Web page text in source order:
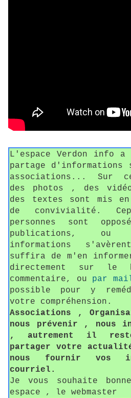
L'espace Verdon info
partage d'informations
associations... Sur
des photos , des
des textes sont mis
de convivialité.
personnes sont
publications, ou
informations
suffira de m'en
directement sur
commentaire, ou par
possible pour y
votre compréhension.
Associations ,
nous prévenir , nous
, autrement il
partager votre
nous fournir vos
courriel.
Je vous souhaite
espace , le webmaster